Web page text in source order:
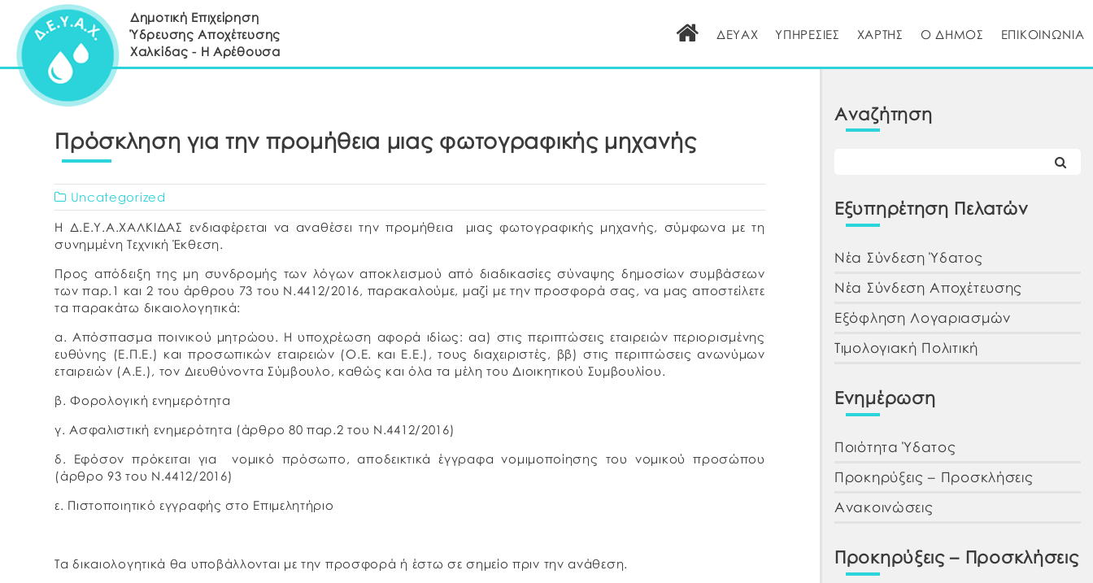
Δημοτική Επιχείρηση
Ύδρευσης Αποχέτευσης
Χαλκίδας - Η Αρέθουσα
ΔΕΥΑΧ ΥΠΗΡΕΣΙΕΣ ΧΑΡΤΗΣ Ο ΔΗΜΟΣ ΕΠΙΚΟΙΝΩΝΙΑ
Πρόσκληση για την προμήθεια μιας φωτογραφικής μηχανής
Uncategorized
Η Δ.Ε.Υ.Α.ΧΑΛΚΙΔΑΣ ενδιαφέρεται να αναθέσει την προμήθεια μιας φωτογραφικής μηχανής, σύμφωνα με τη
συνημμένη Τεχνική Έκθεση.
Προς απόδειξη της μη συνδρομής των λόγων αποκλεισμού από διαδικασίες σύναψης δημοσίων συμβάσεων
των παρ.1 και 2 του άρθρου 73 του Ν.4412/2016, παρακαλούμε, μαζί με την προσφορά σας, να μας αποστείλετε
τα παρακάτω δικαιολογητικά:
α. Απόσπασμα ποινικού μητρώου. Η υποχρέωση αφορά ιδίως: αα) στις περιπτώσεις εταιρειών περιορισμένης
ευθύνης (Ε.Π.Ε.) και προσωπικών εταιρειών (Ο.Ε. και Ε.Ε.), τους διαχειριστές, ββ) στις περιπτώσεις ανωνύμων
εταιρειών (Α.Ε.), τον Διευθύνοντα Σύμβουλο, καθώς και όλα τα μέλη του Διοικητικού Συμβουλίου.
β. Φορολογική ενημερότητα
γ. Ασφαλιστική ενημερότητα (άρθρο 80 παρ.2 του Ν.4412/2016)
δ. Εφόσον πρόκειται για νομικό πρόσωπο, αποδεικτικά έγγραφα νομιμοποίησης του νομικού προσώπου
(άρθρο 93 του Ν.4412/2016)
ε. Πιστοποιητικό εγγραφής στο Επιμελητήριο
Τα δικαιολογητικά θα υποβάλλονται με την προσφορά ή έστω σε σημείο πριν την ανάθεση.
Αναζήτηση
Εξυπηρέτηση Πελατών
Νέα Σύνδεση Ύδατος
Νέα Σύνδεση Αποχέτευσης
Εξόφληση Λογαριασμών
Τιμολογιακή Πολιτική
Ενημέρωση
Ποιότητα Ύδατος
Προκηρύξεις – Προσκλήσεις
Ανακοινώσεις
Προκηρύξεις – Προσκλήσεις